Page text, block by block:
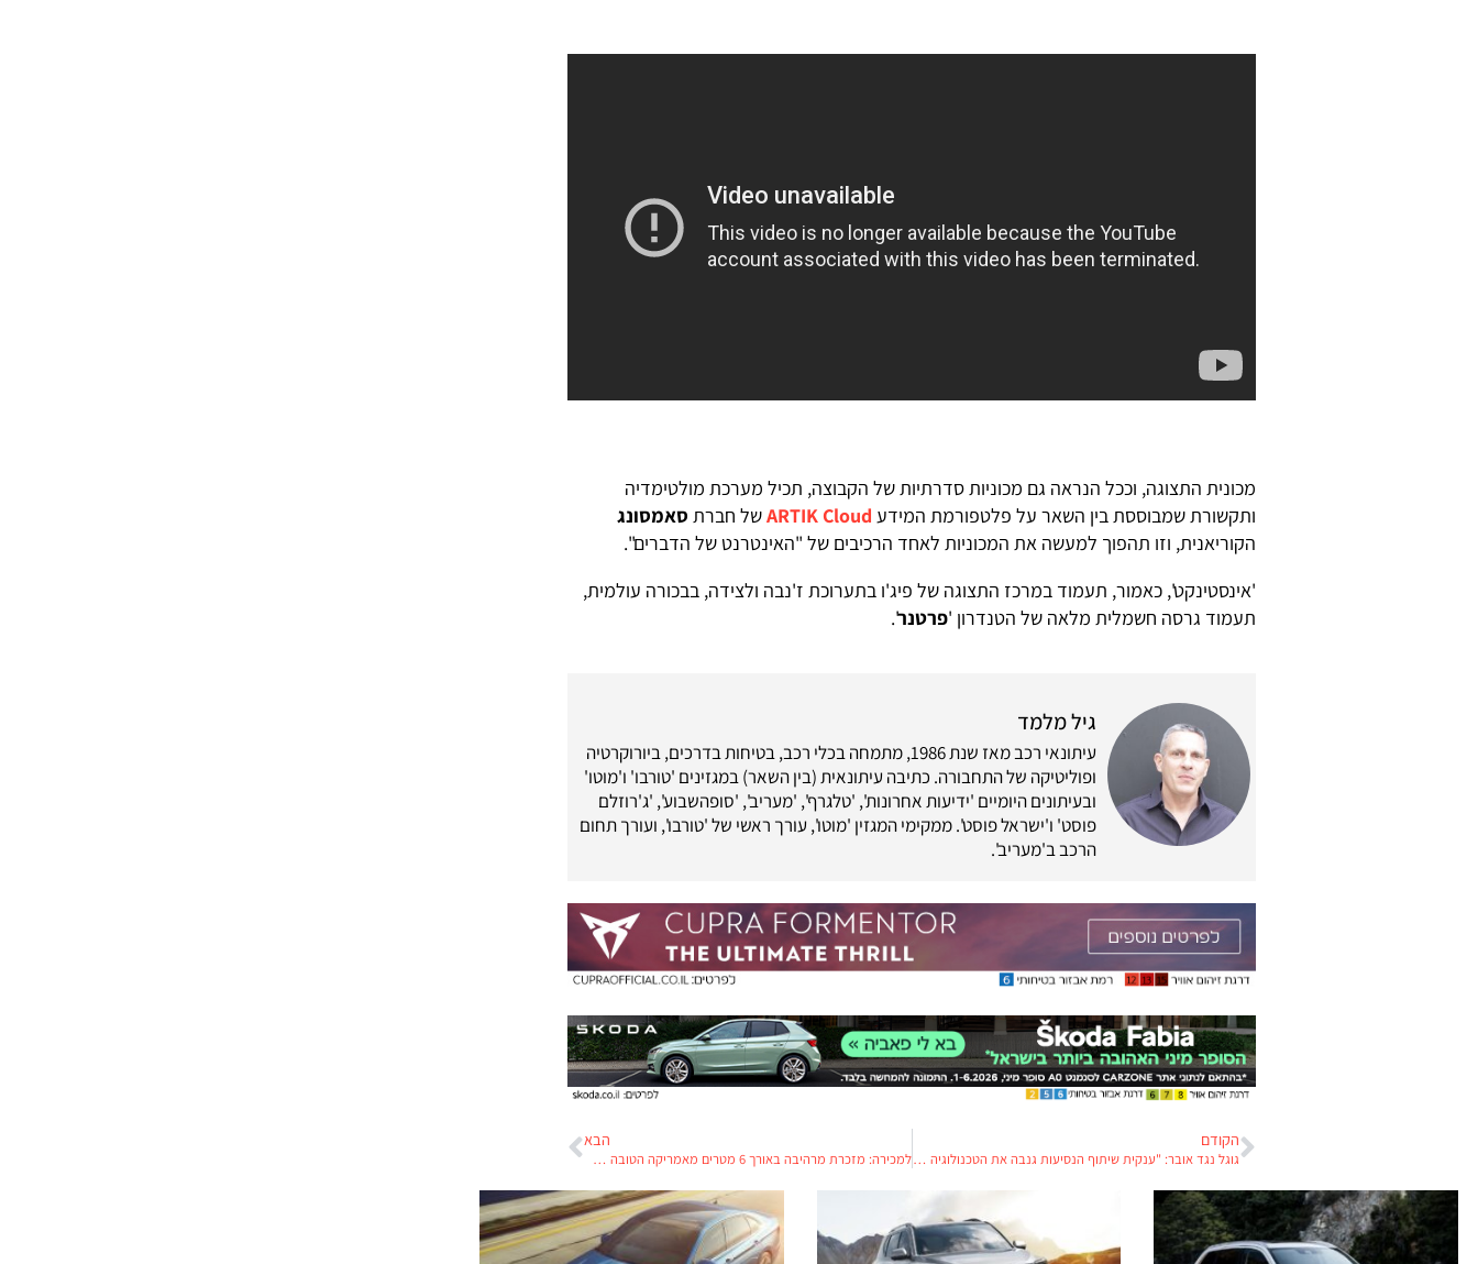
מכונית התצוגה, וככל הנראה גם מכוניות סדרתיות של הקבוצה, תכיל מערכת מולטימדיה
ותקשורת שמבוססת בין השאר על פלטפורמת המידע ARTIK Cloudשל חברת סאמסונג
הקוריאנית, וזו תהפוך למעשה את המכוניות לאחד הרכיבים של "האינטרנט של הדברים".
'אינסטינקט', כאמור, תעמוד במרכז התצוגה של פיג'ו בתערוכת ז'נבה ולצידה, בבכורה עולמית,
תעמוד גרסה חשמלית מלאה של הטנדרון 'פרטנר'.
גיל מלמד
עיתונאי רכב מאז שנת 1986, מתמחה בכלי רכב, בטיחות בדרכים, ביורוקרטיה
ופוליטיקה של התחבורה. כתיבה עיתונאית (בין השאר) במגזינים 'טורבו' ו'מוטו'
ובעיתונים היומיים 'ידיעות אחרונות', 'טלגרף', 'מעריב', 'סופהשבוע', 'ג'רוזלם
פוסט' ו'ישראל פוסט'. ממקימי המגזין 'מוטו', עורך ראשי של 'טורבו', ועורך תחום
הרכב ב'מעריב'.
הקודם
גוגל נגד אובר: "ענקית שיתוף הנסיעות גנבה את הטכנולוגיה האוטונומית שפיתחנו"
הבא
למכירה: מזכרת מרהיבה באורך 6 מטרים מאמריקה הטובה של פעם